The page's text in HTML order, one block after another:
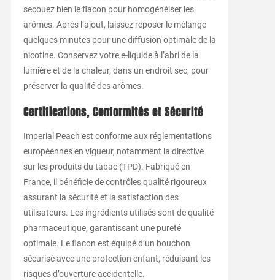
secouez bien le flacon pour homogénéiser les
arômes. Après l’ajout, laissez reposer le mélange
quelques minutes pour une diffusion optimale de la
nicotine. Conservez votre e-liquide à l’abri de la
lumière et de la chaleur, dans un endroit sec, pour
préserver la qualité des arômes.
Certifications, Conformités et Sécurité
Imperial Peach est conforme aux réglementations
européennes en vigueur, notamment la directive
sur les produits du tabac (TPD). Fabriqué en
France, il bénéficie de contrôles qualité rigoureux
assurant la sécurité et la satisfaction des
utilisateurs. Les ingrédients utilisés sont de qualité
pharmaceutique, garantissant une pureté
optimale. Le flacon est équipé d’un bouchon
sécurisé avec une protection enfant, réduisant les
risques d’ouverture accidentelle.